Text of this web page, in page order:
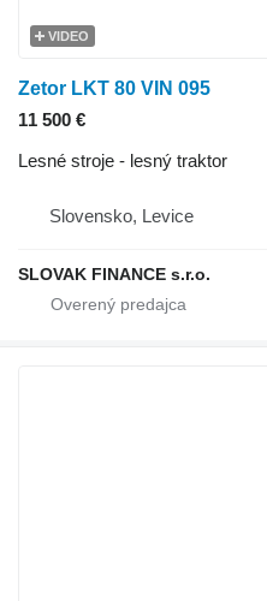
VIDEO
Zetor LKT 80 VIN 095
11 500 €
Lesné stroje - lesný traktor
Slovensko, Levice
SLOVAK FINANCE s.r.o.